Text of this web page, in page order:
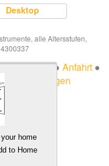
Desktop
alle Altersstufen,
● Anfahrt ●
hier kündigen
home
to Home